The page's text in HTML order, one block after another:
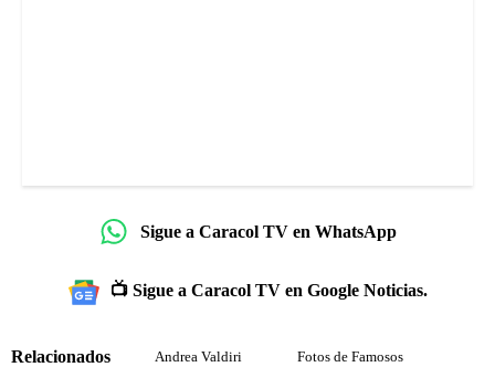
Sigue a Caracol TV en WhatsApp
📺 Sigue a Caracol TV en Google Noticias.
Relacionados Andrea Valdiri Fotos de Famosos